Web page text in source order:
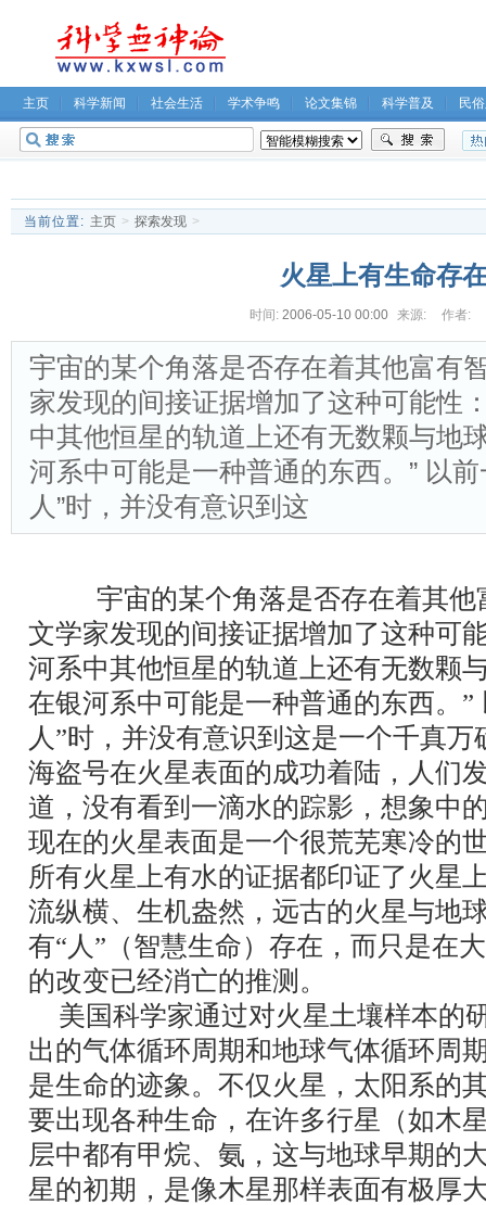
主页 科学新闻 社会生活 学术争鸣 论文集锦 科学普及 民
无神论坛
当前位置: 主页 > 探索发现 >
火星上有生命存
时间: 2006-05-10 00:00 来源: 作者:
宇宙的某个角落是否存在着其他富有
家发现的间接证据增加了这种可能性
中其他恒星的轨道上还有无数颗与地
河系中可能是一种普通的东西。” 以
人”时，并没有意识到这
宇宙的某个角落是否存在着其
文学家发现的间接证据增加了这种可
河系中其他恒星的轨道上还有无数颗
在银河系中可能是一种普通的东西。”
人”时，并没有意识到这是一个千真
海盗号在火星表面的成功着陆，人们
道，没有看到一滴水的踪影，想象中
现在的火星表面是一个很荒芜寒冷的
所有火星上有水的证据都印证了火星
流纵横、生机盎然，远古的火星与地
有“人”（智慧生命）存在，而只是在
的改变已经消亡的推测。
美国科学家通过对火星土壤样本的
出的气体循环周期和地球气体循环周
是生命的迹象。不仅火星，太阳系的
要出现各种生命，在许多行星（如木
层中都有甲烷、氨，这与地球早期的
星的初期，是像木星那样表面有极厚